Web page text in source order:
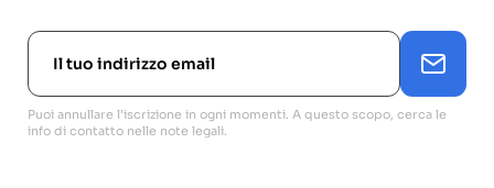
Puoi annullare l'iscrizione in ogni momenti. A questo scopo, cerca le
info di contatto nelle note legali.